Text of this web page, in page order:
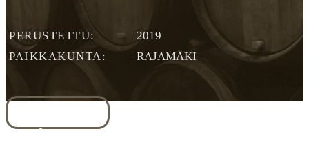
PERUSTETTU
2019
PAIKKAKUNTA
RAJAMÄKI
Rekisteritiedot